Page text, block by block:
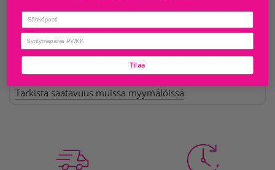
Juhlamaailma Iso
Omena
Myymälän tiedot
Tavallisesti valmis 24 tunnissa
Juhlamaailma Sello Tavallisesti valmis 24 tunnissa
Tarkista saatavuus muissa myymälöissä
Email
birthday
Tilaa